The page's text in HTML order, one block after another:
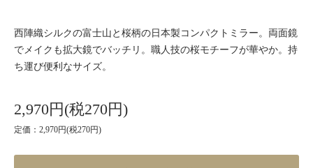
西陣織シルクの富士山と桜柄の日本製コンパクトミラー。両面鏡
でメイクも拡大鏡でバッチリ。職人技の桜モチーフが華やか。持
ち運び便利なサイズ。
2,970円(税270円)
定価：2,970円(税270円)